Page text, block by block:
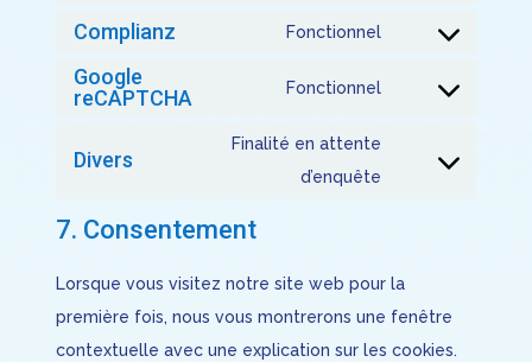
service
Complianz
Fonctionnel
Consent
Google
reCAPTCHA
Fonctionnel
Consent
service
Divers
Finalité en attente
d’enquête
Consent
divers
7. Consentement
Lorsque vous visitez notre site web pour la
première fois, nous vous montrerons une fenêtre
contextuelle avec une explication sur les cookies.